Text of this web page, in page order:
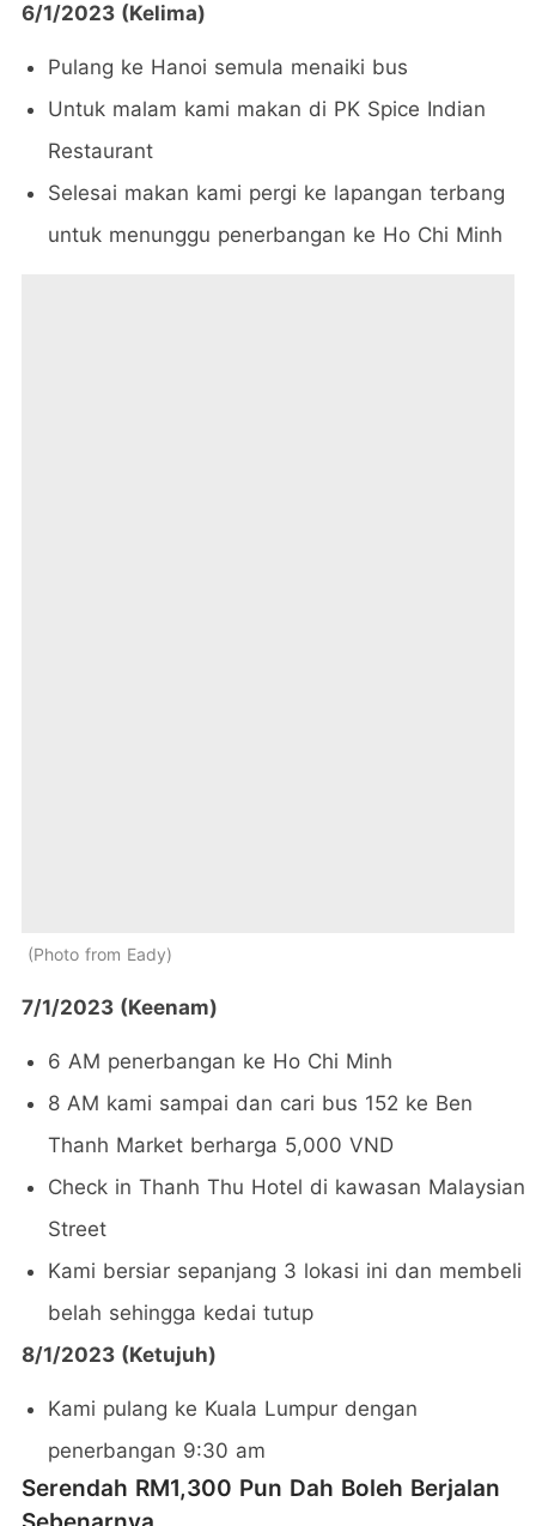
6/1/2023 (Kelima)
Pulang ke Hanoi semula menaiki bus
Untuk malam kami makan di PK Spice Indian
Restaurant
Selesai makan kami pergi ke lapangan terbang
untuk menunggu penerbangan ke Ho Chi Minh
Photo from Eady
7/1/2023 (Keenam)
6 AM penerbangan ke Ho Chi Minh
8 AM kami sampai dan cari bus 152 ke Ben
Thanh Market berharga 5,000 VND
Check in Thanh Thu Hotel di kawasan Malaysian
Street
Kami bersiar sepanjang 3 lokasi ini dan membeli
belah sehingga kedai tutup
8/1/2023 (Ketujuh)
Kami pulang ke Kuala Lumpur dengan
penerbangan 9:30 am
Serendah RM1,300 Pun Dah Boleh Berjalan